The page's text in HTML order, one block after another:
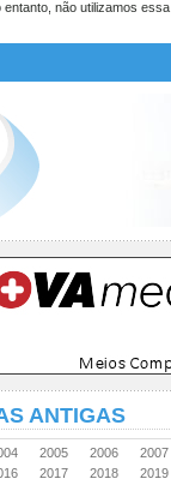
não utilizamos
ANTIGAS
2005 2006
2017 2018